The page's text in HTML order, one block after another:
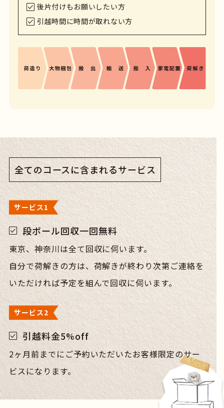
Home
Company
Service
News
Contact
後片付けもお願いしたい方
引越時間に時間が取れない方
全てのコースに含まれるサービス
サービス1
段ボール回収一回無料
東京、神奈川は全て回収に伺います。
自分で荷解きの方は、荷解きが終わり次第ご連絡を
いただければ予定を組んで回収に伺います。
サービス2
引越料金5%off
2ヶ月前までにご予約いただいたお客様限定のサー
ビスになります。